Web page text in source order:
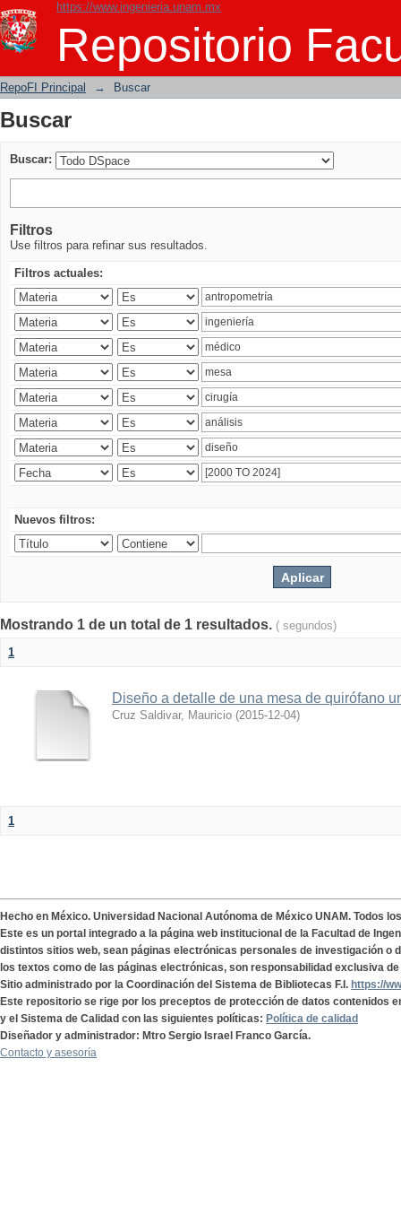
https://www.ingenieria.unam.mx
Repositorio
Buscar
RepoFI Principal → Buscar
Buscar
Buscar:
Filtros
Use filtros para refinar sus resultados.
Filtros actuales:
Nuevos filtros:
Mostrando 1 de un total de 1 resultados. ( segundos)
1
Diseño a detalle de una mesa de quirófano
Cruz Saldivar, Mauricio (2015-12-04)
1
Hecho en México. Universidad Nacional Autónoma de México UNAM. Todos
Este es un portal integrado a la página web institucional de la Facultad de
distintos sitios web, sean páginas electrónicas personales de investigación o
los textos como de las páginas electrónicas, son responsabilidad exclusiva
Sitio administrado por la Coordinación del Sistema de Bibliotecas F.I. https://
Este repositorio se rige por los preceptos de protección de datos contenidos
y el Sistema de Calidad con las siguientes políticas: Política de calidad
Diseñador y administrador: Mtro Sergio Israel Franco García.
Contacto y asesoría